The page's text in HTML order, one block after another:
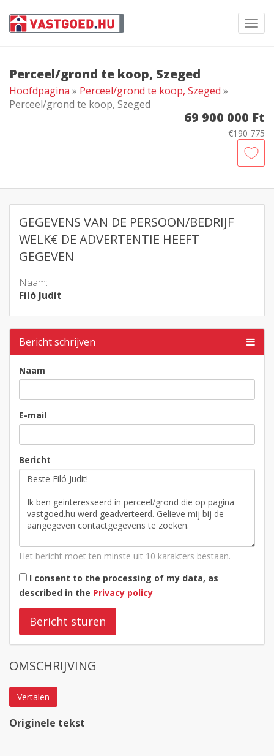
Perceel/grond te koop, Szeged
Hoofdpagina » Perceel/grond te koop, Szeged »
Perceel/grond te koop, Szeged
69 900 000 Ft
€190 775
GEGEVENS VAN DE PERSOON/BEDRIJF
WELK€ DE ADVERTENTIE HEEFT
GEGEVEN
Naam:
Filó Judit
Bericht schrijven
Naam
E-mail
Bericht
Het bericht moet ten minste uit 10 karakters bestaan.
I consent to the processing of my data, as
described in the Privacy policy
Bericht sturen
OMSCHRIJVING
Vertalen
Originele tekst